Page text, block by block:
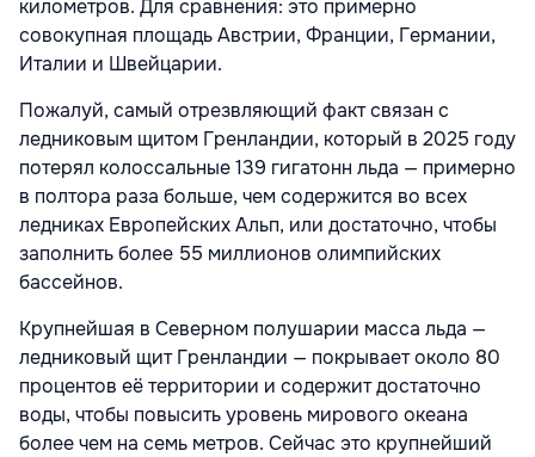
километров. Для сравнения: это примерно
совокупная площадь Австрии, Франции, Германии,
Италии и Швейцарии.
Пожалуй, самый отрезвляющий факт связан с
ледниковым щитом Гренландии, который в 2025 году
потерял колоссальные 139 гигатонн льда — примерно
в полтора раза больше, чем содержится во всех
ледниках Европейских Альп, или достаточно, чтобы
заполнить более 55 миллионов олимпийских
бассейнов.
Крупнейшая в Северном полушарии масса льда —
ледниковый щит Гренландии — покрывает около 80
процентов её территории и содержит достаточно
воды, чтобы повысить уровень мирового океана
более чем на семь метров. Сейчас это крупнейший